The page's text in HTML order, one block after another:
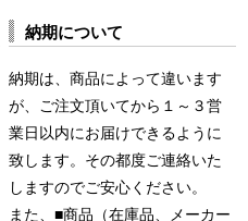
納期について
納期は、商品によって違います
が、ご注文頂いてから１～３営
業日以内にお届けできるように
致します。その都度ご連絡いた
しますのでご安心ください。
また、■商品（在庫品、メーカー